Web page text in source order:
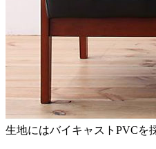
生地にはバイキャストPVCを